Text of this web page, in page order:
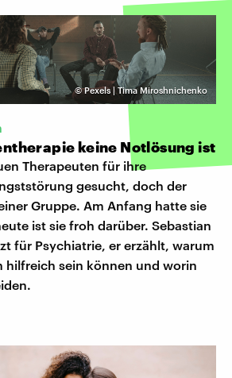
©Pexels | Tima Miroshnichenko
keine Notlösung ist
Therapeuten für ihre
gesucht, doch der
Gruppe. Am Anfang hatte sie
ist sie froh darüber. Sebastian
für Psychiatrie, er erzählt, warum
hilfreich sein können und worin